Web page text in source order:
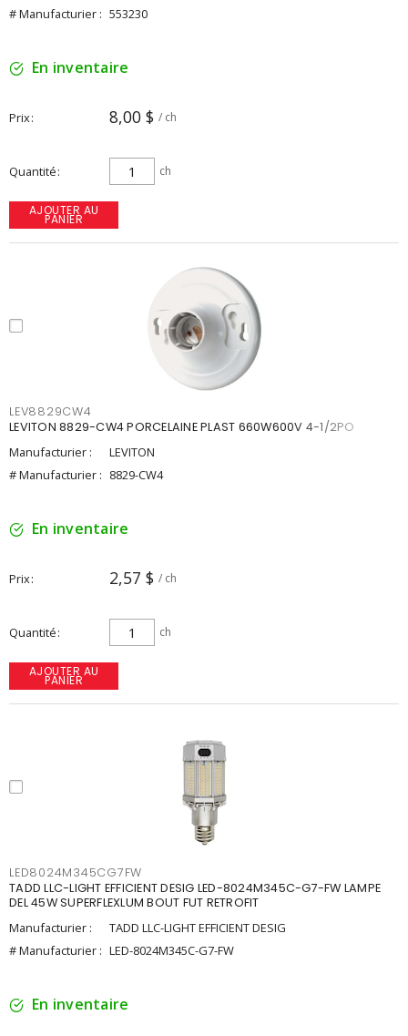
# Manufacturier : 553230
En inventaire
Prix 8,00 $ / ch
Quantité ch
AJOUTER AU
PANIER
LEV8829CW4
LEVITON 8829-CW4 PORCELAINE PLAST 660W600V 4-1/2PO
Manufacturier :
LEVITON
# Manufacturier : 8829-CW4
En inventaire
Prix 2,57 $ / ch
Quantité ch
AJOUTER AU
PANIER
LED8024M345CG7FW
TADD LLC-LIGHT EFFICIENT DESIG LED-8024M345C-G7-FW LAMPE
DEL 45W SUPERFLEXLUM BOUT FUT RETROFIT
Manufacturier :
TADD LLC-LIGHT EFFICIENT DESIG
# Manufacturier : LED-8024M345C-G7-FW
En inventaire